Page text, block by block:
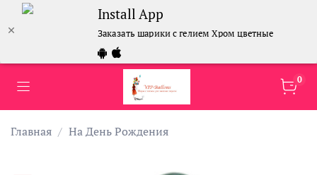
Install App
Заказать шарики с гелием Хром цветные
0
Главная На День Рождения